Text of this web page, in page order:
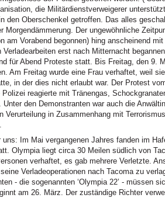
die Militärdienstverweigerer
den Oberschenkel getroffen. Das alles
Morgendämmerung. Der ungewöhnliche
am Vorabend begonnen) hing anscheinend
Verladearbeiten erst nach Mitternacht
für Abend Proteste statt. Bis Freitag, den 9.
Am Freitag wurde eine Frau verhaftet, weil
in der dies nicht erlaubt war. Der Protest
Polizei reagierte mit Tränengas,
Unter den Demonstranten war auch die
Verurteilung in Zusammenhang mit
uns: Im Mai vergangenen Jahres fanden im
Olympia liegt circa 30 Meilen südlich von
verhaftet, es gab mehrere Verletzte.
Verladeoperationen nach Tacoma zu
- die sogenannten ‘Olympia 22’ - müssen
am 26. März. Der zuständige Richter